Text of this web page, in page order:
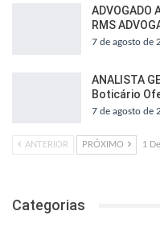
ADVOGADO
RMS
7 de agosto de
ANALISTA
Boticário
7 de agosto de
ANTERIOR PRÓXIMO 1
Categorias